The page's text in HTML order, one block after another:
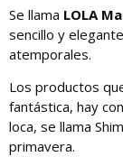
Se llama LOLA
sencillo y
atemporales.
Los productos
fantástica, hay
loca, se llama
primavera.